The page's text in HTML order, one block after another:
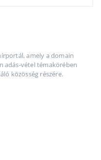
amely a domain
adás-vétel témakörében
közösség részére.